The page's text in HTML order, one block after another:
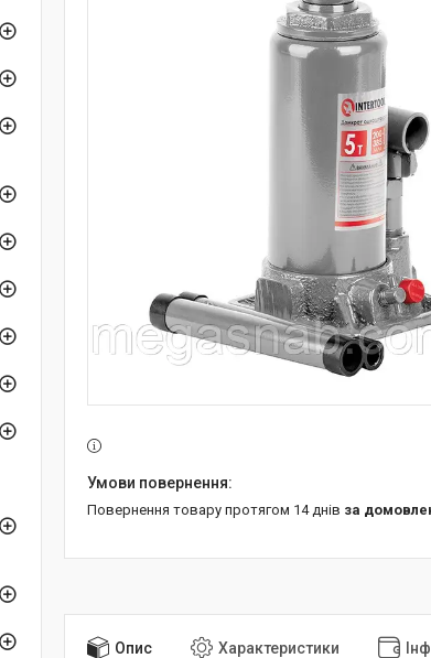
повернення товару протягом 14 днів за
Опис Характеристики